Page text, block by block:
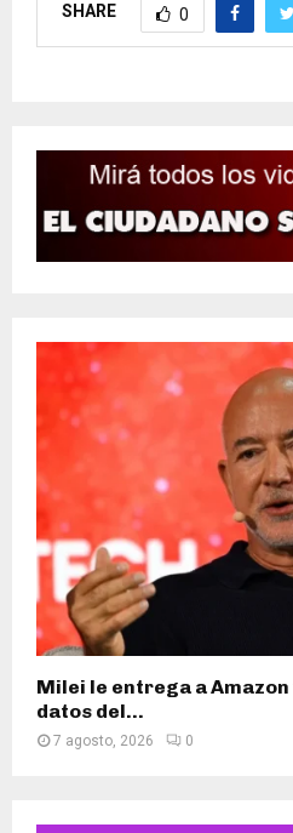
SHARE 0
Milei le entrega a Amazon
datos del...
7 agosto, 2026 0